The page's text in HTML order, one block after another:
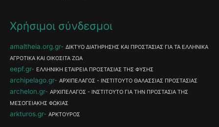
Χρήσιμοι σύνδεσμοι
amaltheia.org.gr
ΔΙΚΤΥΟ ΔΙΑΤΗΡΗΣΗΣ ΚΑΙ ΠΡΟΣΤΑΣΙΑΣ ΓΙΑ ΤΑ ΕΛΛΗΝΙΚΑ
ΑΓΡΟΤΙΚΑ ΚΑΙ ΟΙΚΟΣΙΤΑ ΖΩΑ
eepf.gr ΕΛΛΗΝΙΚΗ ΕΤΑΙΡΕΙΑ ΠΡΟΣΤΑΣΙΑΣ ΤΗΣ ΦΥΣΗΣ
archipelago.gr ΑΡΧΙΠΕΛΑΓΟΣ - ΙΝΣΤΙΤΟΥΤΟ ΘΑΛΑΣΣΙΑΣ ΠΡΟΣΤΑΣΙΑΣ
archelon.gr
ΑΡΧΙΠΕΛΑΓΟΣ - ΙΝΣΤΙΤΟΥΤΟ ΓΙΑ ΤΗΝ ΠΡΟΣΤΑΣΙΑ ΤΗΣ
ΜΕΣΟΓΕΙΑΚΗΣ ΦΩΚΙΑΣ
arkturos.gr ΑΡΚΤΟΥΡΟΣ